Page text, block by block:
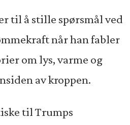
til å stille spørsmål ved
når han fabler
om lys, varme og
av kroppen.
til Trumps